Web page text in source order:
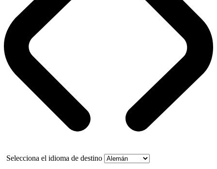
Selecciona el idioma de destino